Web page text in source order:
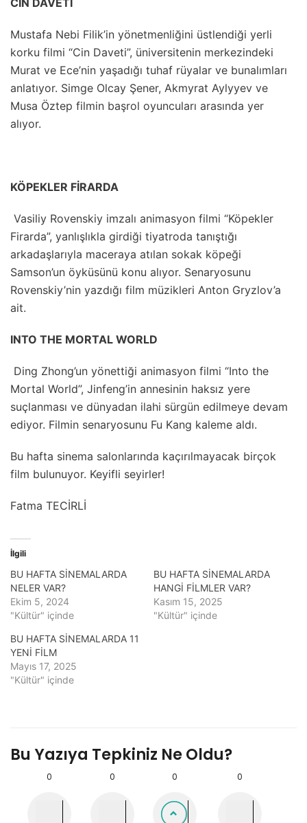
CİN DAVETİ
Mustafa Nebi Filik’in yönetmenliğini üstlendiği yerli
korku filmi “Cin Daveti”, üniversitenin merkezindeki
Murat ve Ece’nin yaşadığı tuhaf rüyalar ve bunalımları
anlatıyor. Simge Olcay Şener, Akmyrat Aylyyev ve
Musa Öztep filmin başrol oyuncuları arasında yer
alıyor.
KÖPEKLER FİRARDA
Vasiliy Rovenskiy imzalı animasyon filmi “Köpekler
Firarda”, yanlışlıkla girdiği tiyatroda tanıştığı
arkadaşlarıyla maceraya atılan sokak köpeği
Samson’un öyküsünü konu alıyor. Senaryosunu
Rovenskiy’nin yazdığı film müzikleri Anton Gryzlov’a
ait.
INTO THE MORTAL WORLD
Ding Zhong’un yönettiği animasyon filmi “Into the
Mortal World”, Jinfeng’in annesinin haksız yere
suçlanması ve dünyadan ilahi sürgün edilmeye devam
ediyor. Filmin senaryosunu Fu Kang kaleme aldı.
Bu hafta sinema salonlarında kaçırılmayacak birçok
film bulunuyor. Keyifli seyirler!
Fatma TECİRLİ
İlgili
BU HAFTA SİNEMALARDA
NELER VAR?
Ekim 5, 2024
"Kültür" içinde
BU HAFTA SİNEMALARDA
HANGİ FİLMLER VAR?
Kasım 15, 2025
"Kültür" içinde
BU HAFTA SİNEMALARDA 11
YENİ FİLM
Mayıs 17, 2025
"Kültür" içinde
Bu Yazıya Tepkiniz Ne Oldu?
0 0 0 0